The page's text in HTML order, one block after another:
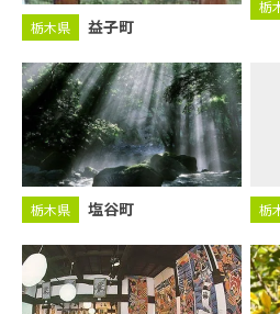
栃木県 益子町
栃
栃木県 塩谷町 栃